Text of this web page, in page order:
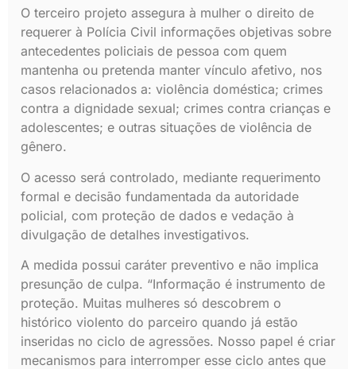
O terceiro projeto assegura à mulher o direito de
requerer à Polícia Civil informações objetivas sobre
antecedentes policiais de pessoa com quem
mantenha ou pretenda manter vínculo afetivo, nos
casos relacionados a: violência doméstica; crimes
contra a dignidade sexual; crimes contra crianças e
adolescentes; e outras situações de violência de
gênero.
O acesso será controlado, mediante requerimento
formal e decisão fundamentada da autoridade
policial, com proteção de dados e vedação à
divulgação de detalhes investigativos.
A medida possui caráter preventivo e não implica
presunção de culpa. “Informação é instrumento de
proteção. Muitas mulheres só descobrem o
histórico violento do parceiro quando já estão
inseridas no ciclo de agressões. Nosso papel é criar
mecanismos para interromper esse ciclo antes que